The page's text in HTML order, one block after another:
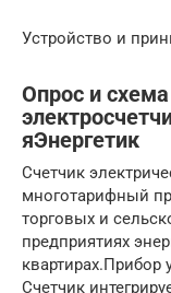
Устройство и
Опрос и
яЭнергетик
Счетчик
многотарифный
торговых и
предприятиях
квартирах.Прибор
Счетчик